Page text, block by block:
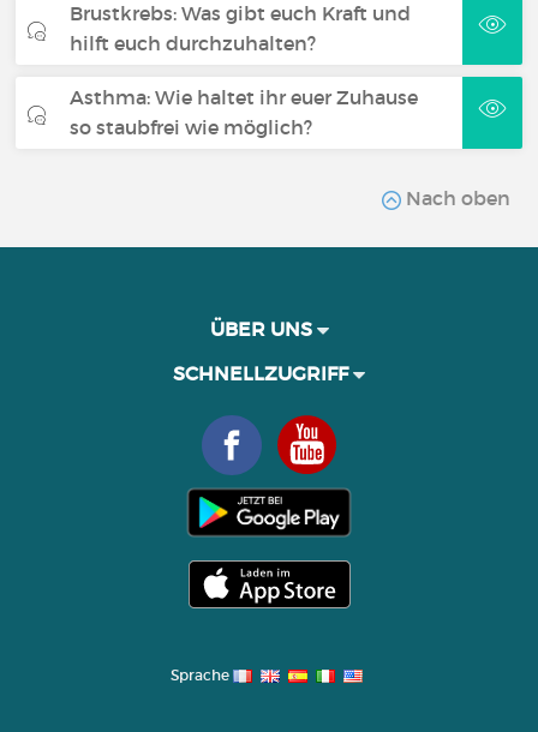
Brustkrebs: Was gibt euch Kraft und
hilft euch durchzuhalten?
Asthma: Wie haltet ihr euer Zuhause
so staubfrei wie möglich?
Nach oben
ÜBER UNS
SCHNELLZUGRIFF
Sprache